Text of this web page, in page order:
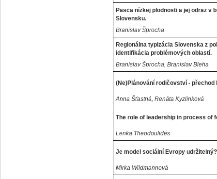
Pasca nízkej plodnosti a jej odraz v
Slovensku.
Branislav Šprocha
Regionálna typizácia Slovenska z
identifikácia problémových oblastí.
Branislav Šprocha, Branislav Bleha
(Ne)Plánování rodičovství -
Anna Šťastná, Renáta Kyzlinková
The role of leadership in process of
Lenka Theodoulides
Je model sociální Evropy udržitelný?
Mirka Wildmannová